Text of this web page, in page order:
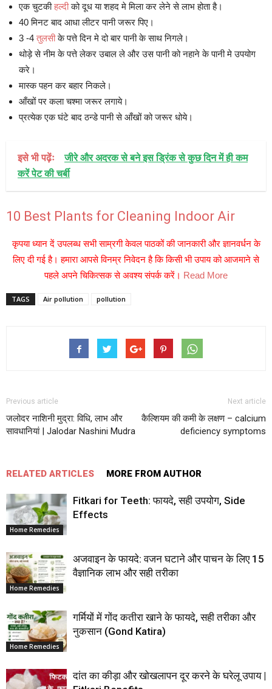
एक चुटकीहल्दीको दूध या शहद मे मिला कर लेने से लाभ होता है।
40 मिनट बाद आधा लीटर पानी जरूर पिए।
3 -4 तुलसीके पत्ते दिन मे दो बार पानी के साथ निगले।
थोड़े से नीम के पत्ते लेकर उबाल ले और उस पानी को नहाने के पानी मे उपयोग
करे।
मास्क पहन कर बहार निकले।
आँखों पर कला चश्मा जरूर लगाये।
प्रत्येक एक घंटे बाद ठन्डे पानी से आँखों को जरूर धोये।
इसे भी पढ़ेंः
जीरे और अदरक से बने इस ड्रिंक से कुछ दिन में ही कम
करें पेट की चर्बी
10 Best Plants for Cleaning Indoor Air
कृपया ध्यान दें उपलब्ध सभी साम्रगी केवल पाठकों की जानकारी और ज्ञानवर्धन के
लिए दी गई है। हमारा आपसे विनम्र निवेदन है कि किसी भी उपाय को आजमाने से
पहले अपने चिकित्सक से अवश्य संपर्क करें। Read More
TAGS Air pollution pollution
Previous article
जलोदर नाशिनी मुद्रा: विधि, लाभ और
सावधानियां | Jalodar Nashini Mudra
Next article
कैल्शियम की कमी के लक्षण – calcium
deficiency symptoms
RELATED ARTICLES MORE FROM AUTHOR
Home Remedies
Fitkari for Teeth: फायदे, सही उपयोग, Side
Effects
Home Remedies
अजवाइन के फायदे: वजन घटाने और पाचन के लिए 15
वैज्ञानिक लाभ और सही तरीका
Home Remedies
गर्मियों में गोंद कतीरा खाने के फायदे, सही तरीका और
नुकसान (Gond Katira)
दांत का कीड़ा और खोखलापन दूर करने के घरेलू उपाय |